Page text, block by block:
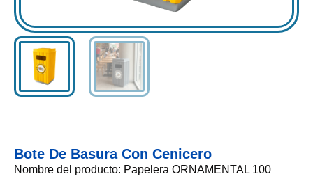
Bote De Basura Con Cenicero
Nombre del producto: Papelera ORNAMENTAL 100